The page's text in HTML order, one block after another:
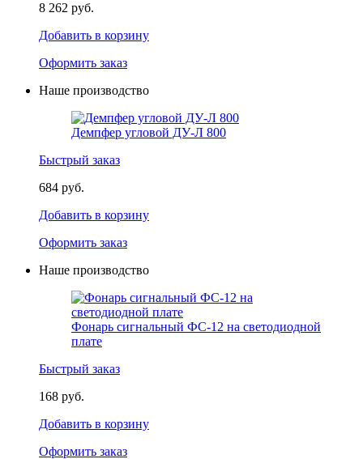
8 262 руб.
Добавить в корзину
Оформить заказ
Наше производство
Демпфер угловой ДУ-Л 800
Быстрый заказ
684 руб.
Добавить в корзину
Оформить заказ
Наше производство
Фонарь сигнальный ФС-12 на светодиодной
плате
Быстрый заказ
168 руб.
Добавить в корзину
Оформить заказ